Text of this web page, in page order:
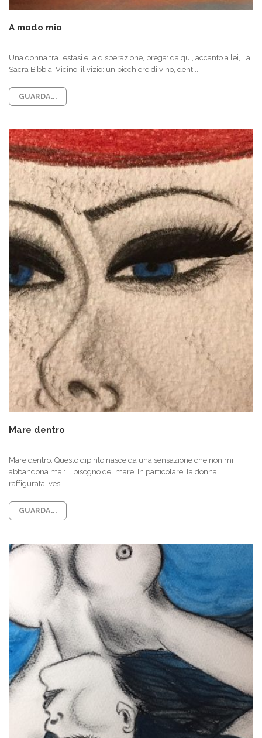
A modo mio
Una donna tra l’estasi e la disperazione, prega: da qui, accanto a lei, La
Sacra Bibbia. Vicino, il vizio: un bicchiere di vino, dent...
GUARDA...
Mare dentro
Mare dentro. Questo dipinto nasce da una sensazione che non mi
abbandona mai: il bisogno del mare. In particolare, la donna
raffigurata, ves...
GUARDA...